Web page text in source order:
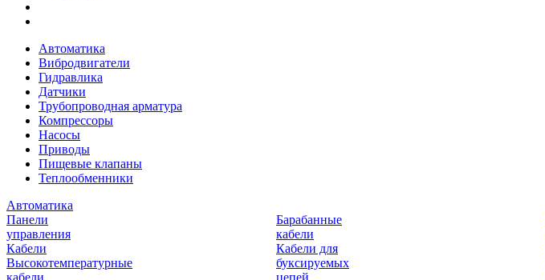
Автоматика
Вибродвигатели
Гидравлика
Датчики
Трубопроводная арматура
Компрессоры
Насосы
Приводы
Пищевые клапаны
Теплообменники
Автоматика
Панели
управления
Кабели
Высокотемпературные
кабели
Барабанные
кабели
Кабели для
буксируемых
цепей